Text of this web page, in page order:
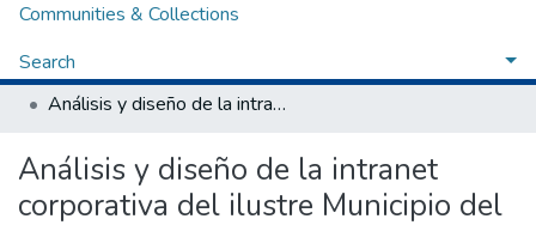
Communities & Collections
Search
Statistics
Home
Titulación - Ingeniería en Informática y Sistemas Computacionales
Análisis y diseño de la intranet corporativa del ilustre Municipio del cantón Saquisilí
Análisis y diseño de la intranet
corporativa del ilustre Municipio del